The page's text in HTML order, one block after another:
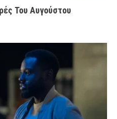
Του Αυγούστου